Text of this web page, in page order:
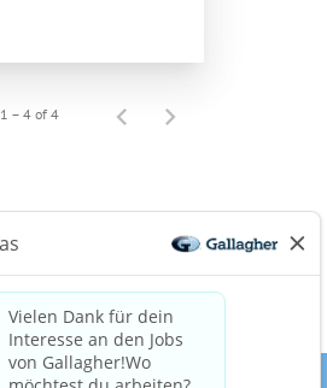
1 – 4 of 4